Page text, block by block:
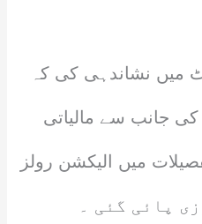
میں نشاندہی کی کہ
جانب سے مالیاتی
میں الیکشن رولز